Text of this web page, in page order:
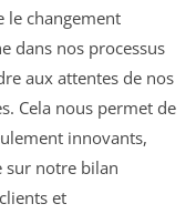
le changement
dans nos processus
aux attentes de nos
Cela nous permet de
innovants,
sur notre bilan
et